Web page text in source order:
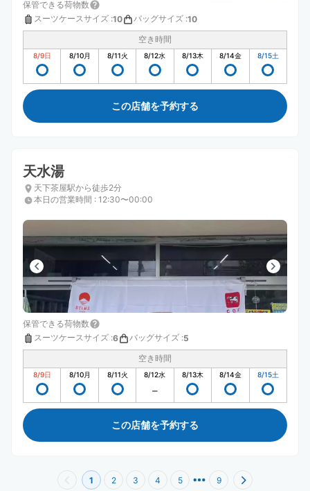
保管できる荷物数
スーツケースサイズ :10 バッグサイズ :10
空き時間
8/9日 8/10月 8/11火 8/12水 8/13木 8/14金 8/15土
この店舗を予約する
天水湯
天下茶屋駅から徒歩2分
本日の営業時間 : 12:30〜00:00
保管できる荷物数
スーツケースサイズ :6 バッグサイズ :5
空き時間
8/9日 8/10月 8/11火 8/12水 8/13木 8/14金 8/15土
この店舗を予約する
1 2 3 4 5 9